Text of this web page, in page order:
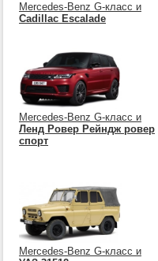
Mercedes-Benz G-класс и
Cadillac Escalade
Mercedes-Benz G-класс и
Ленд Ровер Рейндж ровер
спорт
Mercedes-Benz G-класс и